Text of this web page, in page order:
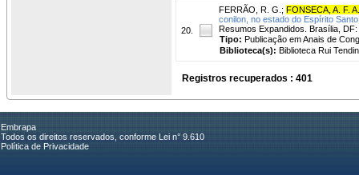
20.
FERRÃO, R. G. ; FONSECA, A. F.
conilon, no estado do Espírito
Resumos Expandidos. Brasília,
Tipo: Publicação em Anais de
Biblioteca(s): Biblioteca Rui
Registros recuperados : 401
Embrapa
Todos os direitos reservados, conforme Lei n° 9.610
Política de Privacidade